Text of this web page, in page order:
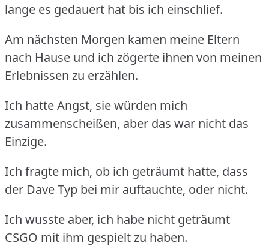
lange es gedauert hat bis ich einschlief.
Am nächsten Morgen kamen meine Eltern
nach Hause und ich zögerte ihnen von meinen
Erlebnissen zu erzählen.
Ich hatte Angst, sie würden mich
zusammenscheißen, aber das war nicht das
Einzige.
Ich fragte mich, ob ich geträumt hatte, dass
der Dave Typ bei mir auftauchte, oder nicht.
Ich wusste aber, ich habe nicht geträumt
CSGO mit ihm gespielt zu haben.